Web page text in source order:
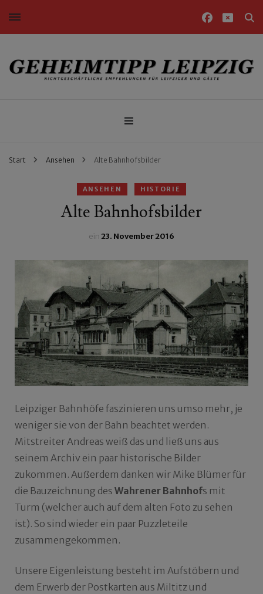
Nichtgeschäftliche Empfehlungen für Leipziger und Gäste
Start Ansehen Alte Bahnhofsbilder
ANSEHEN HISTORIE
Alte Bahnhofsbilder
ein23. November 2016
Leipziger Bahnhöfe faszinieren uns umso mehr, je
weniger sie von der Bahn beachtet werden.
Mitstreiter Andreas weiß das und ließ uns aus
seinem Archiv ein paar historische Bilder
zukommen. Außerdem danken wir Mike Blümer für
die Bauzeichnung des Wahrener Bahnhofs mit
Turm (welcher auch auf dem alten Foto zu sehen
ist). So sind wieder ein paar Puzzleteile
zusammengekommen.
Unsere Eigenleistung besteht im Aufstöbern und
dem Erwerb der Postkarten aus Miltitz und